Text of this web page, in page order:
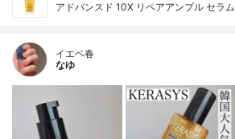
アドバンスド 10X リペアアンプル セラム
イエベ春
なゆ